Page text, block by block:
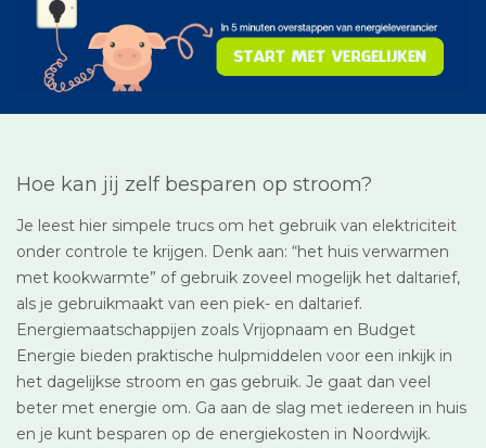
Hoe kan jij zelf besparen op stroom?
Je leest hier simpele trucs om het gebruik van elektriciteit
onder controle te krijgen. Denk aan: “het huis verwarmen
met kookwarmte” of gebruik zoveel mogelijk het daltarief,
als je gebruikmaakt van een piek- en daltarief.
Energiemaatschappijen zoals Vrijopnaam en Budget
Energie bieden praktische hulpmiddelen voor een inkijk in
het dagelijkse stroom en gas gebruik. Je gaat dan veel
beter met energie om. Ga aan de slag met iedereen in huis
en je kunt besparen op de energiekosten in Noordwijk.